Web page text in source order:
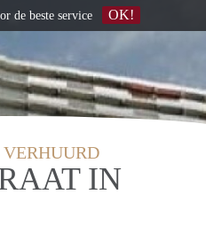
IN
de beste service OK!